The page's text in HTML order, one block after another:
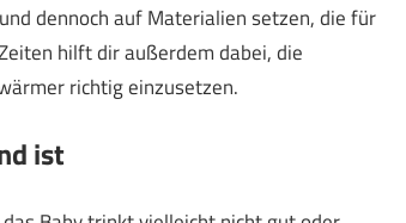
dennoch auf Materialien setzen, die für
hilft dir außerdem dabei, die
richtig einzusetzen.
ist